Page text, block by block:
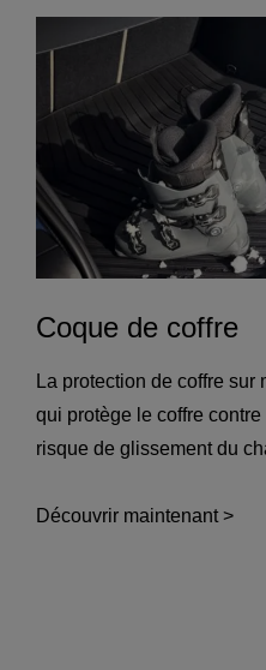
Coque de coffre
La protection de coffre sur
qui protège le coffre
risque de glissement du
Découvrir maintenant >